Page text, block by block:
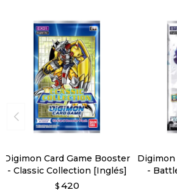
Digimon Card Game Booster
- Classic Collection [Inglés]
$ 420
Digimon
-